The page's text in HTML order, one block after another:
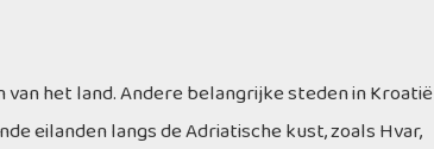
het land. Andere belangrijke steden in Kroatië
eilanden langs de Adriatische kust, zoals Hvar,